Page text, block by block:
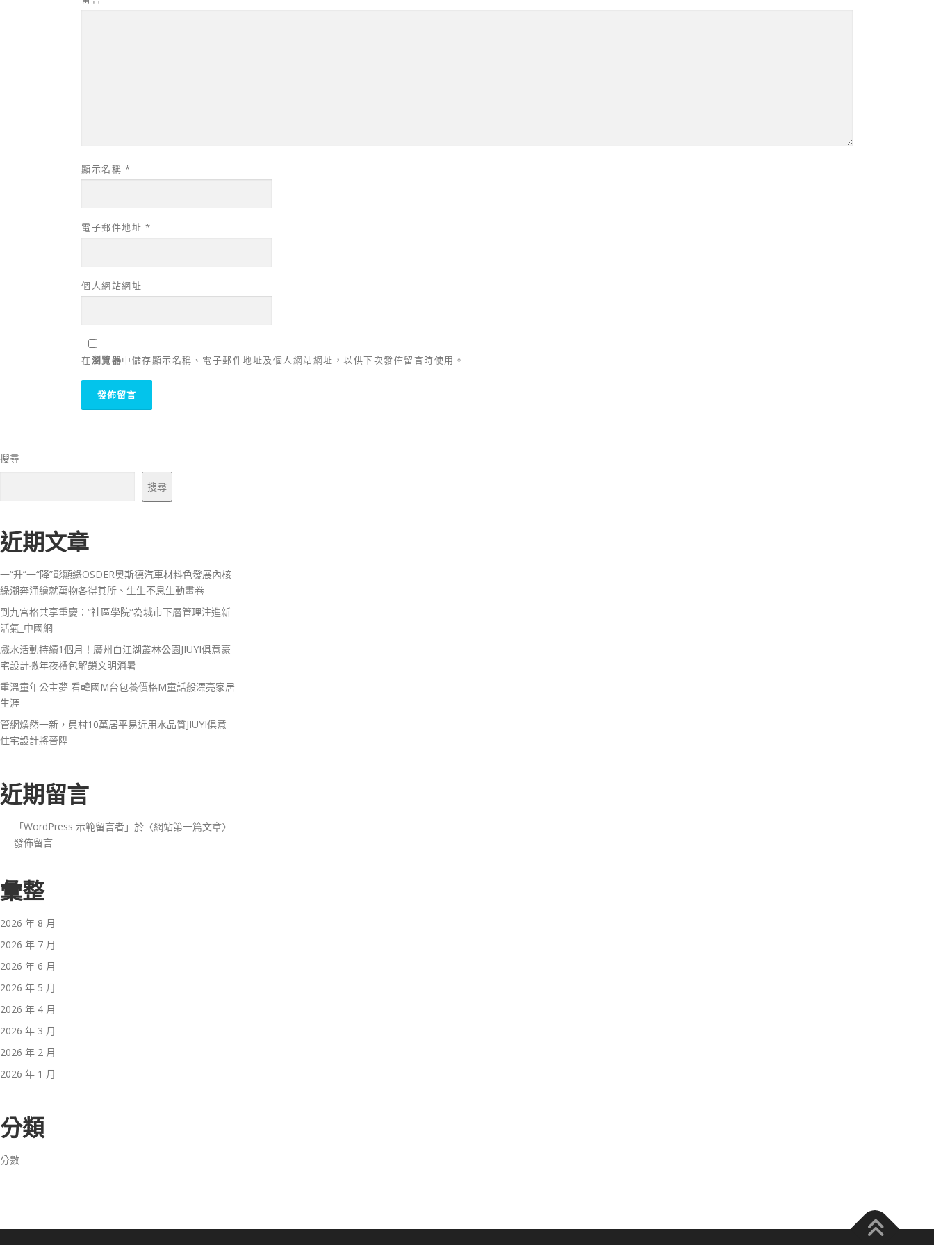
顯示名稱 *
電子郵件地址 *
個人網站網址
在瀏覽器中儲存顯示名稱、電子郵件地址及個人網站網址，以供下次發佈留言時使用。
搜尋
搜尋
近期文章
一“升”一“降”彰顯綠OSDER奧斯德汽車材料色發展內核
綠潮奔涌繪就萬物各得其所、生生不息生動畫卷
到九宮格共享重慶：“社區學院”為城市下層管理注進新
活氣_中國網
戲水活動持續1個月！廣州白江湖叢林公園JIUYI俱意豪
宅設計撒年夜禮包解鎖文明消暑
重溫童年公主夢 看韓國M台包養價格M童話般漂亮家居
生涯
管網煥然一新，員村10萬居平易近用水品質JIUYI俱意
住宅設計將晉陞
近期留言
「WordPress 示範留言者 」於〈網站第一篇文章〉
發佈留言
彙整
2026 年 8 月
2026 年 7 月
2026 年 6 月
2026 年 5 月
2026 年 4 月
2026 年 3 月
2026 年 2 月
2026 年 1 月
分類
分數